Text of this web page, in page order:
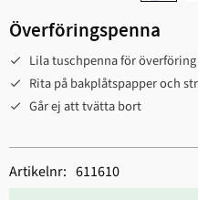
Överföringspenna
Lila tuschpenna för överföring
Rita på bakplåtspapper och
Går ej att tvätta bort
Artikelnr 611610